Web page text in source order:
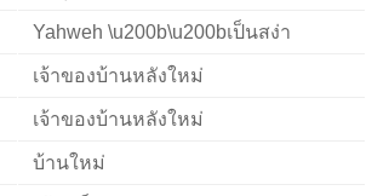
Yahweh \u200b\u200bเป็นสง่า
เจ้าของบ้านหลังใหม่
เจ้าของบ้านหลังใหม่
บ้านใหม่